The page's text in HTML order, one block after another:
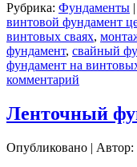
Рубрика: Фундаменты |
винтовой фундамент
винтовых сваях,
фундамент, свайный
фундамент на
комментарий
Ленточный
Опубликовано | Автор: